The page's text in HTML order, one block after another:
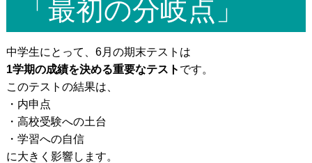
郊外学習（宿泊含む）、 生活&学習支援
バーチャル学び
聡生館放課後学びキッズルーム
ヒューマンアカデミー
「最初の分岐点」
中学生にとって、6月の期末テストは
1学期の成績を決める重要なテスト です。
このテストの結果は、
・内申点
・高校受験への土台
・学習への自信
に大きく影響します。